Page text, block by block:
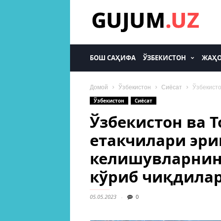
БОШ САҲИФА ЎЗБЕКИСТОН
Домой Ўзбекистон Сиёсат
Ўзбекистон
Сиёсат
Ўзбекистон ва
етакчилари
кўриб
05.05.2023 0